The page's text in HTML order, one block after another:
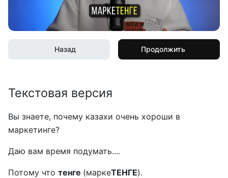
Назад Продолжить
Текстовая версия
Вы знаете, почему казахи очень хороши в
маркетинге?
Даю вам время подумать....
Потому что тенге (маркеТЕНГЕ).